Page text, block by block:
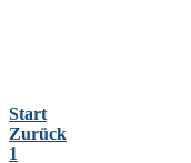
Start
Zurück
1